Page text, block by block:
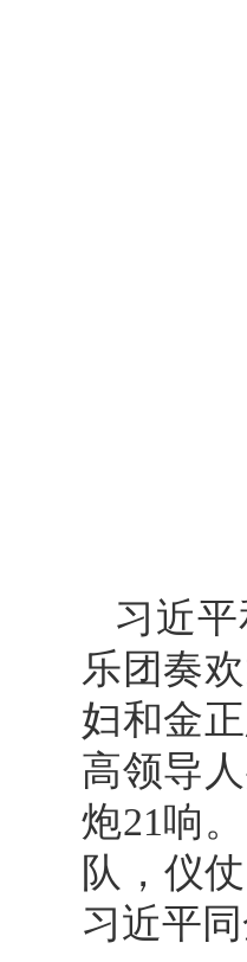
习近
乐团奏
妇和金
高领导
炮21响
队，仪
习近平